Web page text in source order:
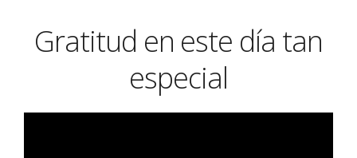
Gratitud en este día tan
especial